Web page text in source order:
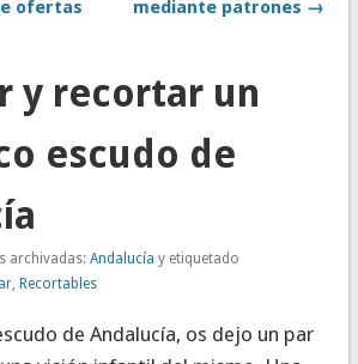
ofertas
mediante patrones →
y recortar un
escudo de
archivadas: Andalucía y etiquetado
, Recortables
de Andalucía, os dejo un par